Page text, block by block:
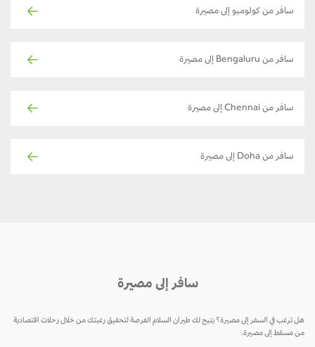
سافر من كولومبو إلى مصيرة
سافر من Bengaluru إلى مصيرة
سافر من Chennai إلى مصيرة
سافر من Doha إلى مصيرة
سافر إلى مصيرة
هل ترغب في السفر إلى مصيرة؟ يتيح لك طيران السلام الفرصة لتحقيق رغبتك من خلال رحلات اقتصادية
من مسقط إلى مصيرة.